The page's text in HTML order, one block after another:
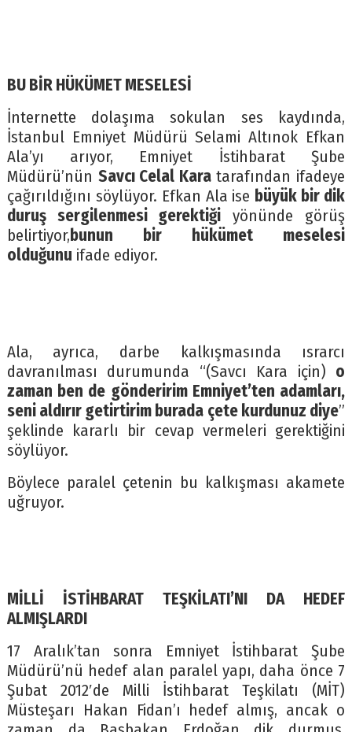
BU BİR HÜKÜMET MESELESİ
İnternette dolaşıma sokulan ses kaydında,
İstanbul Emniyet Müdürü Selami Altınok Efkan
Ala’yı arıyor, Emniyet İstihbarat Şube
Müdürü’nün Savcı Celal Karatarafından ifadeye
çağırıldığını söylüyor. Efkan Ala ise büyük bir dik
duruş sergilenmesi gerektiği yönünde görüş
belirtiyor,bunun bir hükümet meselesi
olduğunu ifade ediyor.
Ala, ayrıca, darbe kalkışmasında ısrarcı
davranılması durumunda “(Savcı Kara için) o
zaman ben de gönderirim Emniyet’ten adamları,
seni aldırır getirtirim burada çete kurdunuz diye”
şeklinde kararlı bir cevap vermeleri gerektiğini
söylüyor.
Böylece paralel çetenin bu kalkışması akamete
uğruyor.
MİLLİ İSTİHBARAT TEŞKİLATI’NI DA HEDEF
ALMIŞLARDI
17 Aralık’tan sonra Emniyet İstihbarat Şube
Müdürü’nü hedef alan paralel yapı, daha önce 7
Şubat 2012′de Milli İstihbarat Teşkilatı (MİT)
Müsteşarı Hakan Fidan’ı hedef almış, ancak o